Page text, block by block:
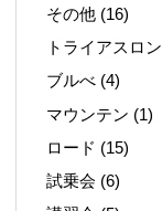
その他 (16)
トライアスロン
ブルべ (4)
マウンテン (1)
ロード (15)
試乗会 (6)